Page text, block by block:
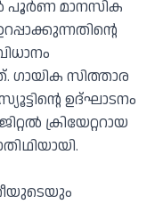
പൂർണ മാനസിക
സിത്താര
ഉദ്ഘാടനം
ക്രിയേറ്ററായ